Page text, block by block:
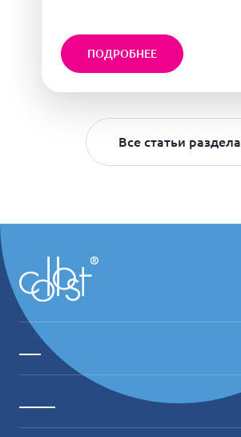
Все статьи раздела
ПОДРОБНЕЕ
О продукте